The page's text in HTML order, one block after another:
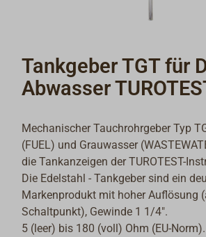
Tankgeber TGT für
Abwasser
Mechanischer Tauchrohrgeber Typ
(FUEL) und Grauwasser
die Tankanzeigen der TUROTEST-
Die Edelstahl - Tankgeber sind ein
Markenprodukt mit hoher Auflösung
Schaltpunkt), Gewinde 1 1/4".
5 (leer) bis 180 (voll) Ohm (EU-Norm).